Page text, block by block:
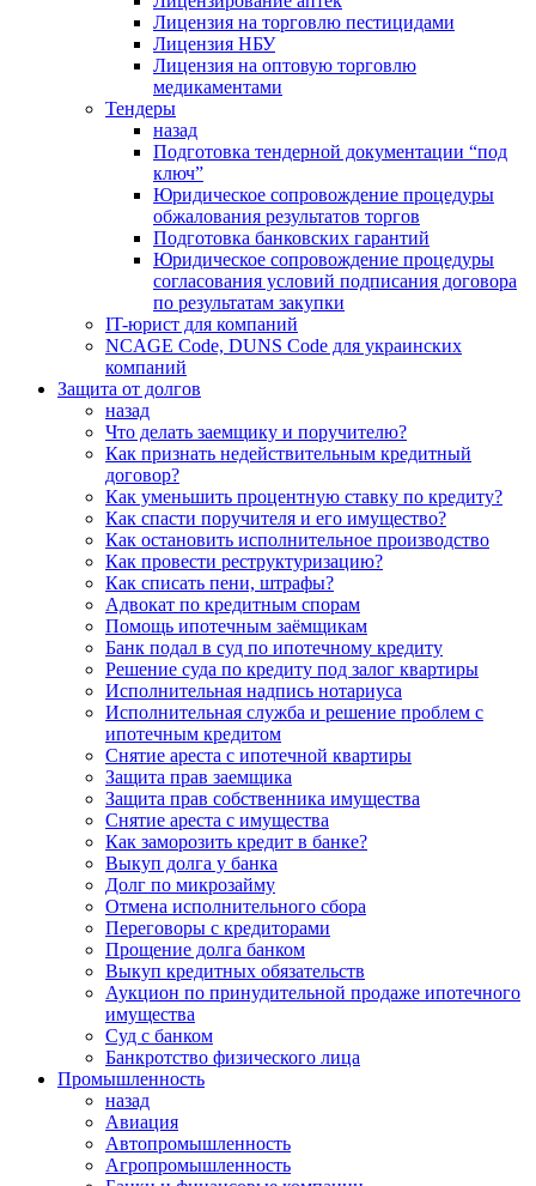
Лицензия на торговлю пестицидами
Лицензия НБУ
Лицензия на оптовую торговлю
медикаментами
Тендеры
назад
Подготовка тендерной документации “под
ключ”
Юридическое сопровождение процедуры
обжалования результатов торгов
Подготовка банковских гарантий
Юридическое сопровождение процедуры
согласования условий подписания договора
по результатам закупки
IT-юрист для компаний
NCAGE Code, DUNS Code для украинских
компаний
Защита от долгов
назад
Что делать заемщику и поручителю?
Как признать недействительным кредитный
договор?
Как уменьшить процентную ставку по кредиту?
Как спасти поручителя и его имущество?
Как остановить исполнительное производство
Как провести реструктуризацию?
Как списать пени, штрафы?
Адвокат по кредитным спорам
Помощь ипотечным заёмщикам
Банк подал в суд по ипотечному кредиту
Решение суда по кредиту под залог квартиры
Исполнительная надпись нотариуса
Исполнительная служба и решение проблем с
ипотечным кредитом
Снятие ареста с ипотечной квартиры
Защита прав заемщика
Защита прав собственника имущества
Снятие ареста с имущества
Как заморозить кредит в банке?
Выкуп долга у банка
Долг по микрозайму
Отмена исполнительного сбора
Переговоры с кредиторами
Прощение долга банком
Выкуп кредитных обязательств
Аукцион по принудительной продаже ипотечного
имущества
Суд с банком
Банкротство физического лица
Промышленность
назад
Авиация
Автопромышленность
Агропромышленность